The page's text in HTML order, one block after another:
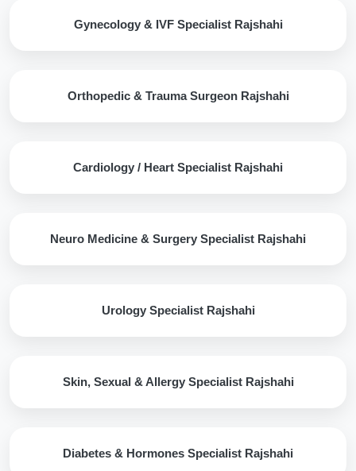
Gynecology & IVF Specialist Rajshahi
Orthopedic & Trauma Surgeon Rajshahi
Cardiology / Heart Specialist Rajshahi
Neuro Medicine & Surgery Specialist Rajshahi
Urology Specialist Rajshahi
Skin, Sexual & Allergy Specialist Rajshahi
Diabetes & Hormones Specialist Rajshahi